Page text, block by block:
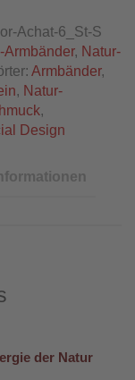
Achat-6_St-S
Armbänder, Natur-
Armbänder,
, Natur-
,
Design
der Natur